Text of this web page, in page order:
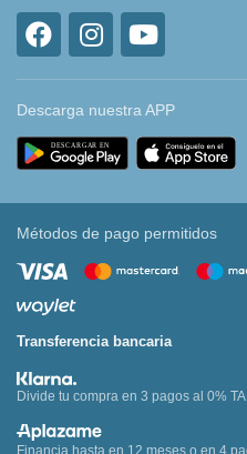
Descarga nuestra APP
Métodos de pago permitidos
Transferencia bancaria
Divide tu compra en 3 pagos al 0%
Financia hasta en 12 meses o en 4